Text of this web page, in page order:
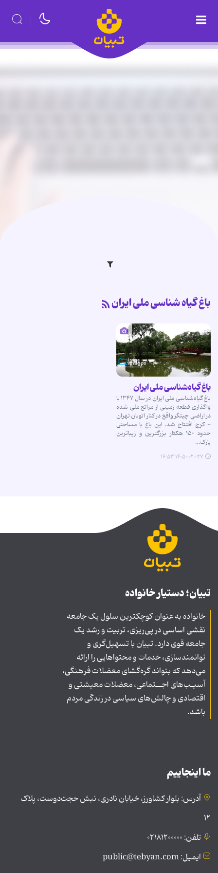
باغ گیاه شناسی ملی ایران
باغ گیاه‌شناسی ملی ایران
باغ گیاه‌شناسی ملی ایران در سال ۱۳۴۷ با
واگذاری قطعه زمینی از مراتع ملی شده
در اراضی چیتگر واقع در کنار اتوبان تهران
- کرج افتتاح شد. این باغ با مساحتی
حدود ۱۵۰ هکتار بزرگترین و زیباترین
پارک…
۱۴۰۵-۰۲-۲۷ ۱۶:۵۳
تبیان؛ دستیار خانواده
خانواده به عنوان کوچکترین سلول یک جامعه
نقشی اساسی در پی‌ریزی، تربیت و رشد یک
جامعه قوی دارد. تبیان با تسهیل‌گری و
توانمندسازی، خدمات و محتواهایی را ارائه
می‌دهد که بتواند گره‌گشای معضلات فرهنگی،
آسیـب‌های اجــتماعی، معضلات معیشتی و
اقتصادی و چالش‌های سیاسی در زندگی مردم
باشد.
ما اینجاییم
آدرس: بلوار کشاورز، خیابان نادری، نبش حجت‌دوست، پلاک
۱۲
تلفن: ۰۲۱۸۱۲۰۰۰۰۰
ایمیل: public@tebyan.com